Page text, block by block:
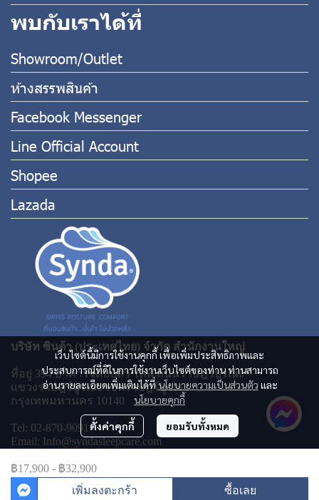
฿17,900 - ฿32,900
เพิ่มลงตะกร้า
ซื้อเลย
เว็บไซต์นี้มีการใช้งานคุกกี้ เพื่อเพิ่มประสิทธิภาพและ
ประสบการณ์ที่ดีในการใช้งานเว็บไซต์ของท่าน ท่านสามารถ
อ่านรายละเอียดเพิ่มเติมได้ที่นโยบายความเป็นส่วนตัว และ
นโยบายคุกกี้
ตั้งค่าคุกกี้ ยอมรับทั้งหมด
พบกับเราได้ที่
Showroom/Outlet
ห้างสรรพสินค้า
Facebook Messenger
Line Official Account
Shopee
Lazada
บริษัท ซินด้า (ประเทศไทย) จำกัด สำนักงานใหญ่
ที่อยู่ 394 อาคารจีดับบลิว ไลฟ์ ถนนราษฎร์บูรณะ
แขวงราษฎร์บูรณะ เขตราษฎร์บูรณะ
กรุงเทพมหานคร 10140
Tel: 02-870-9091
Email: Info@syndasleepcare.com